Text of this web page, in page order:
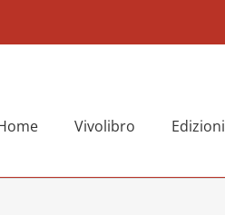
Vivolibro Edizioni